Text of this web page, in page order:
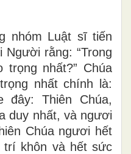
nhóm Luật sĩ tiến
Người rằng: “Trong
nhất?” Chúa
nhất chính là:
đây: Thiên Chúa,
duy nhất, và ngươi
Chúa ngươi hết
trí khôn và hết sức